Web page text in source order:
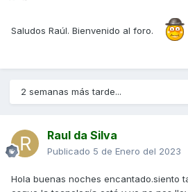
Saludos Raúl. Bienvenido al foro.
2 semanas más tarde...
Raul da Silva
Publicado 5 de Enero del 2023
Hola buenas noches encantado.siento